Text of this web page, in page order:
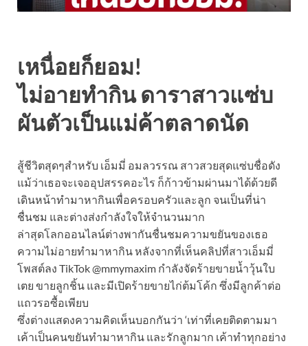
เหนื่อยก็ยอม!
ไม่อายทำกิน ดาราสาวแซ่บ
ผันตัวเป็นแม่ค้าตลาดนัด
สู้ชีวิตสุดๆสำหรับ เอ็มมี่ อมลวรรณ สาวสวยสุดแซ่บชื่อดัง
แม้ว่าเธอจะเจออุปสรรคอะไร ก็ก้าวข้ามผ่านมาได้ด้วยดี
เดินหน้าทำมาหากินเพื่อครอบครัวและลูก จนเป็นที่น่า
ชื่นชม และต่างส่งกำลังใจให้จำนวนมาก
ล่าสุดโลกออนไลน์ต่างพากันชื่นชมความขยันของเธอ
ความไม่อายทำมาหากิน หลังจากที่เห็นคลิปที่สาวเอ็มมี่
โพสต์ลง TikTok @mmymaxim กำลังจัดร้ายขายน้ำวุ้นใบ
เตย ขายลูกชิ้น และมีเปิดร้ายขายไก่ต้มโค้ก ซึ่งมีลูกค้าต่อ
แถวรอซื้อเพียบ
ซึ่งต่างแสดงความคิดเห็นบอกกันว่า ‘เท่าที่เคยติดตามมา
เค้าเป็นคนขยันทำมาหากิน และรักลูกมาก เค้าทำทุกอย่าง